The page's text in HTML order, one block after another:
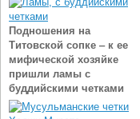
Подношения на
Титовской сопке ‒ к ее
мифической хозяйке
пришли ламы с
буддийскими четками